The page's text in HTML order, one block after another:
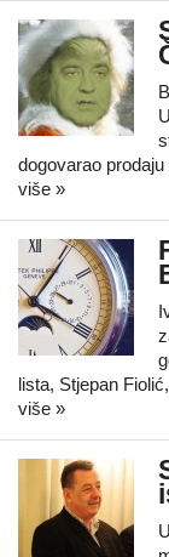
dogovarao
više »
lista, Stjepan
više »